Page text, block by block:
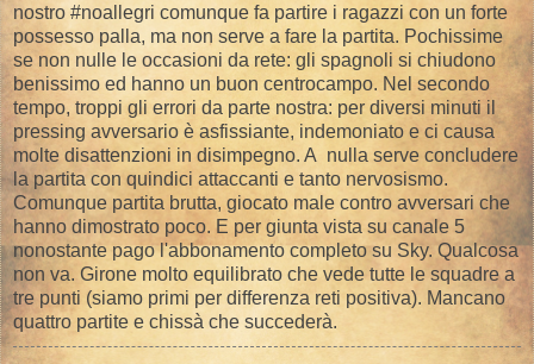
nostro #noallegri comunque fa partire i ragazzi con un forte
possesso palla, ma non serve a fare la partita. Pochissime
se non nulle le occasioni da rete: gli spagnoli si chiudono
benissimo ed hanno un buon centrocampo. Nel secondo
tempo, troppi gli errori da parte nostra: per diversi minuti il
pressing avversario è asfissiante, indemoniato e ci causa
molte disattenzioni in disimpegno. A nulla serve concludere
la partita con quindici attaccanti e tanto nervosismo.
Comunque partita brutta, giocato male contro avversari che
hanno dimostrato poco. E per giunta vista su canale 5
nonostante pago l'abbonamento completo su Sky. Qualcosa
non va. Girone molto equilibrato che vede tutte le squadre a
tre punti (siamo primi per differenza reti positiva). Mancano
quattro partite e chissà che succederà.